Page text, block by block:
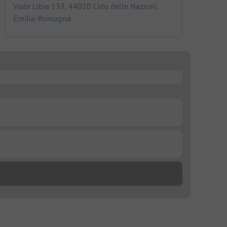
Viale Libia 133, 44020 Lido delle Nazioni,
Emilia-Romagna